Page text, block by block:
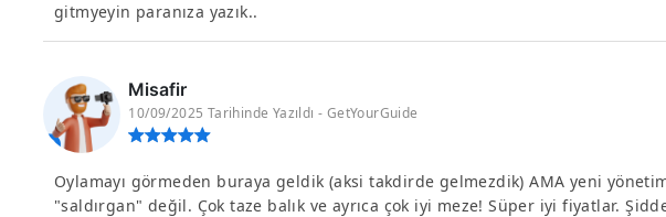
gitmyeyin paranıza yazık..
Misafir
10/09/2025 Tarihinde Yazıldı - GetYourGuide
Oylamayı görmeden buraya geldik (aksi takdirde gelmezdik) AMA yeni
"saldırgan" değil. Çok taze balık ve ayrıca çok iyi meze! Süper iyi fiyatlar.